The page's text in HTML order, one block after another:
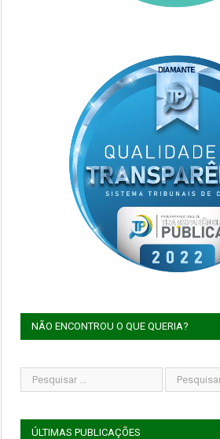
NÃO ENCONTROU O QUE QUERIA?
ÚLTIMAS PUBLICAÇÕES